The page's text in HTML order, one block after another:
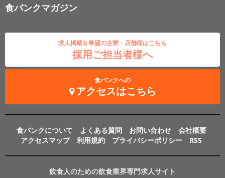
食バンクマガジン
求人掲載を希望の企業・店舗様はこちら
採用ご担当者様へ
食バンクへの
アクセスはこちら
食バンクについて よくある質問 お問い合わせ
会社概要
アクセスマップ
利用規約 プライバシーポリシー RSS
飲食人のための飲食業界専門求人サイト